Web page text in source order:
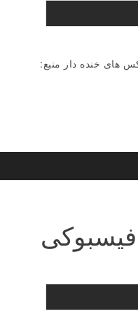
های خنده دار منبع:
فیسبوکی